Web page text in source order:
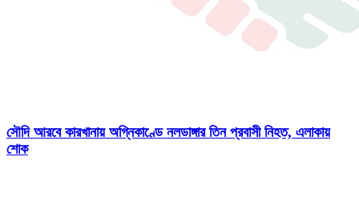
সৌদি আরবে কারখানায় অগ্নিকাণ্ডে নলডাঙ্গার তিন প্রবাসী নিহত, এলাকায়
শোক